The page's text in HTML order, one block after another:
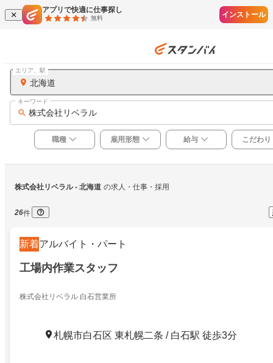
アプリで快適に仕事探し
無料 インストール
北海道
エリア、駅
株式会社リベラル
キーワード
職種 雇用形態 給与 こだわり
株式会社リベラル - 北海道 の求人・仕事・採用
26件
新着アルバイト・パート
工場内作業スタッフ
株式会社リベラル 白石営業所
札幌市白石区 東札幌二条 / 白石駅 徒歩3分